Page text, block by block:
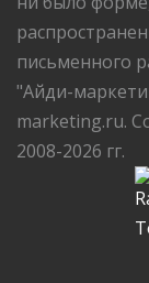
письменного
"Айди-
marketing.ru.
2008-2026 гг.